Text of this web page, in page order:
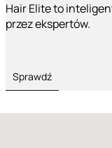
Hair Elite to
przez ekspertów.
Sprawdź